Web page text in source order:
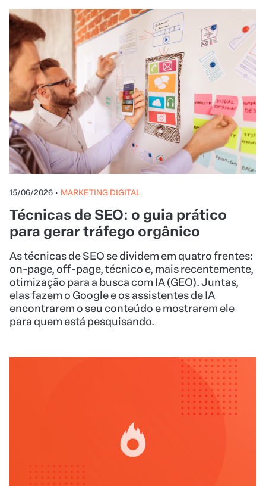
15/06/2026 • MARKETING DIGITAL
Técnicas de SEO: o guia prático
para gerar tráfego orgânico
As técnicas de SEO se dividem em quatro frentes:
on-page, off-page, técnico e, mais recentemente,
otimização para a busca com IA (GEO). Juntas,
elas fazem o Google e os assistentes de IA
encontrarem o seu conteúdo e mostrarem ele
para quem está pesquisando.